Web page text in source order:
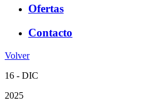
Ofertas
Contacto
Volver
16 - DIC
2025